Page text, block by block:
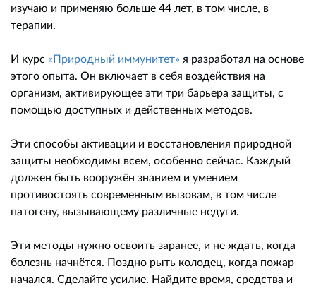
изучаю и применяю больше 44 лет, в том числе, в
терапии.
И курс «Природный иммунитет» я разработал на основе
этого опыта. Он включает в себя воздействия на
организм, активирующее эти три барьера защиты, с
помощью доступных и действенных методов.
Эти способы активации и восстановления природной
защиты необходимы всем, особенно сейчас. Каждый
должен быть вооружён знанием и умением
противостоять современным вызовам, в том числе
патогену, вызывающему различные недуги.
Эти методы нужно освоить заранее, и не ждать, когда
болезнь начнётся. Поздно рыть колодец, когда пожар
начался. Сделайте усилие. Найдите время, средства и